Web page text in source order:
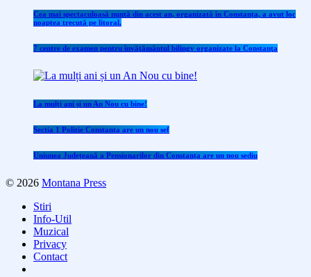
Cea mai spectaculoasă nuntă din acest an, organizată în Constanța, a avut loc
noaptea trecută pe litoral.
7 centre de examen pentru învăţământul bilingv organizate la Constanţa
La mulți ani și un An Nou cu bine!
Sectia 1 Politie Constanta are un nou sef
Uniunea Județeană a Pensionarilor din Constanța are un nou sediu
© 2026 Montana Press
Stiri
Info-Util
Muzical
Privacy
Contact